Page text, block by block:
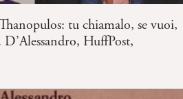
tu chiamalo, se vuoi,
HuffPost,